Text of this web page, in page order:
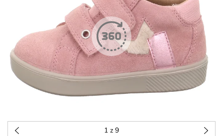
1 z 9